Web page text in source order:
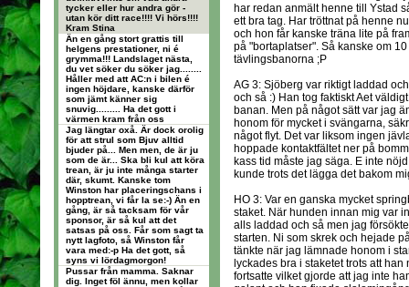
tycker eller hur andra gör -
utan kör ditt race!!!! Vi hörs!!!!
Kram Stina
Än en gång stort grattis till
helgens prestationer, ni é
grymma!!! Landslaget nästa,
du vet söker du söker jag........
Håller med att AC:n i bilen é
ingen höjdare, kanske därför
som jämt känner sig
snuvig......... Ha det gott i
värmen kram från oss
Jag längtar oxå. Är dock orolig
för att strul som Bjuv alltid
bjuder på... Men men, de är ju
som de är... Ska bli kul att köra
trean, är ju inte många starter
där, skumt. Kanske tom
Winston har placeringschans i
hopptrean, vi får la se:-) Än en
gång, är så tacksam för vår
sponsor, är så kul att det
satsas på oss. Får som sagt ta
nytt lagfoto, så Winston får
vara med:-p Ha det gott, så
syns vi lördagmorgon!
Pussar från mamma. Saknar
dig. Inget föl ännu, men kollar
har redan anmält henne till Ystad
ett bra tag. Har tröttnat på henne
och hon får kanske träna lite på
på "bortaplatser". Så kanske om
tävlingsbanorna ;P
AG 3: Sjöberg var riktigt laddad
och så :) Han tog faktiskt Aet
banan. Men på något sätt var jag
honom för mycket i svängarna,
något flyt. Det var liksom ingen
hoppade kontaktfältet ner på
kass tid måste jag säga. E inte
kunde trots det lägga det bakom
HO 3: Var en ganska mycket
staket. När hunden innan mig var
alls laddad och så men jag
starten. Ni som skrek och hejade
tänkte när jag lämnade honom i
lyckades bra i staketet trots att
fortsatte vilket gjorde att jag inte